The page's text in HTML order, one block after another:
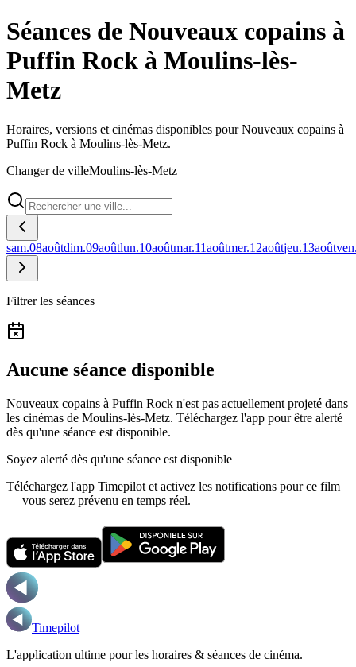
Séances de Nouveaux copains à
Puffin Rock à Moulins-lès-
Metz
Horaires, versions et cinémas disponibles pour Nouveaux copains à
Puffin Rock à Moulins-lès-Metz.
Changer de villeMoulins-lès-Metz
sam.08aoûtdim.09aoûtlun.10aoûtmar.11aoûtmer.12aoûtjeu.13août
Filtrer les séances
Aucune séance disponible
Nouveaux copains à Puffin Rock n'est pas actuellement projeté dans
les cinémas de Moulins-lès-Metz. Téléchargez l'app pour être alerté
dès qu'une séance est disponible.
Soyez alerté dès qu'une séance est disponible
Téléchargez l'app Timepilot et activez les notifications pour ce film
— vous serez prévenu en temps réel.
Timepilot
L'application ultime pour les horaires & séances de cinéma.